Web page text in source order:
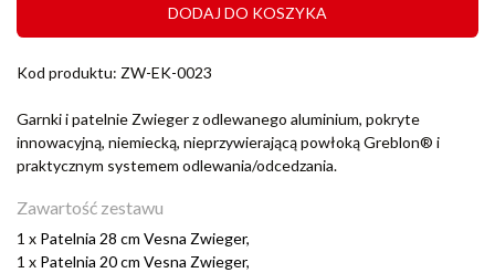
DODAJ DO KOSZYKA
Kod produktu: ZW-EK-0023
Garnki i patelnie Zwieger z odlewanego aluminium, pokryte
innowacyjną, niemiecką, nieprzywierającą powłoką Greblon® i
praktycznym systemem odlewania/odcedzania.
Zawartość zestawu
1 x Patelnia 28 cm Vesna Zwieger,
1 x Patelnia 20 cm Vesna Zwieger,